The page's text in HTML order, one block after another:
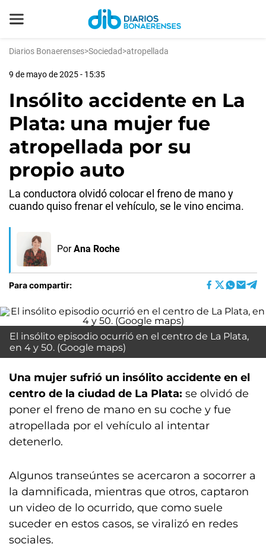
Diarios Bonaerenses>Sociedad>atropellada
9 de mayo de 2025 - 15:35
Insólito accidente en La
Plata: una mujer fue
atropellada por su
propio auto
La conductora olvidó colocar el freno de mano y
cuando quiso frenar el vehículo, se le vino encima.
Por Ana Roche
Para compartir:
El insólito episodio ocurrió en el centro de La Plata,
en 4 y 50. (Google maps)
Una mujer sufrió un insólito accidente en el
centro de la ciudad de La Plata: se olvidó de
poner el freno de mano en su coche y fue
atropellada por el vehículo al intentar
detenerlo.
Algunos transeúntes se acercaron a socorrer a
la damnificada, mientras que otros, captaron
un video de lo ocurrido, que como suele
suceder en estos casos, se viralizó en redes
sociales.